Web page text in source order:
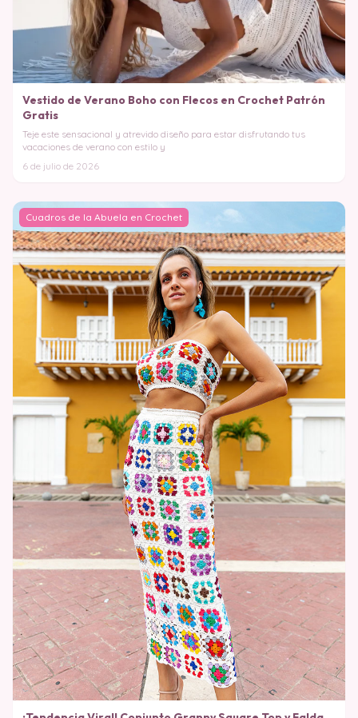
Vestido de Verano Boho con Flecos en Crochet Patrón
Gratis
Teje este sensacional y atrevido diseño para estar disfrutando tus
vacaciones de verano con estilo y
6 de julio de 2026
Cuadros de la Abuela en Crochet